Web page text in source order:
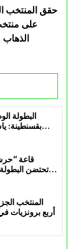
حقق المنتخب
على
الذهاب
بقسنطينة:
قاعة
تحتضن
المنتخب
أربع برونزيات